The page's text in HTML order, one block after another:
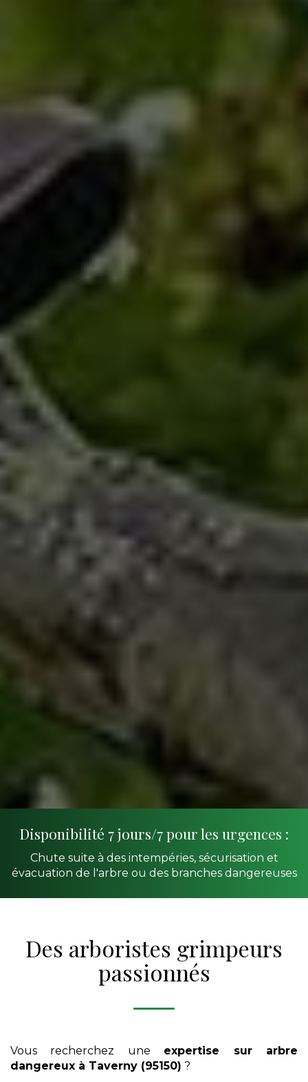
Disponibilité 7 jours/7 pour les urgences :
Chute suite à des intempéries, sécurisation et
évacuation de l'arbre ou des branches dangereuses
Des arboristes grimpeurs
passionnés
Vous recherchez une expertise sur arbre
dangereux à Taverny (95150) ?